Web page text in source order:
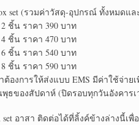
set (รวมค่าวัสดุ-อุปกรณ์ ทั้งหมดแ
2 ชิ้น ราคา 390 บาท
4 ชิ้น ราคา 470 บาท
6 ชิ้น ราคา 540 บาท
8 ชิ้น ราคา 590 บาท
ต้องการให้ส่งแบบ EMS มีค่าใช้จ่าย
ธของสัปดาห์ (ปิดรอบทุกวันอังคาร
set อาสา ติดต่อได้ที่ลิ้งค์ข้างล่างนี้เ